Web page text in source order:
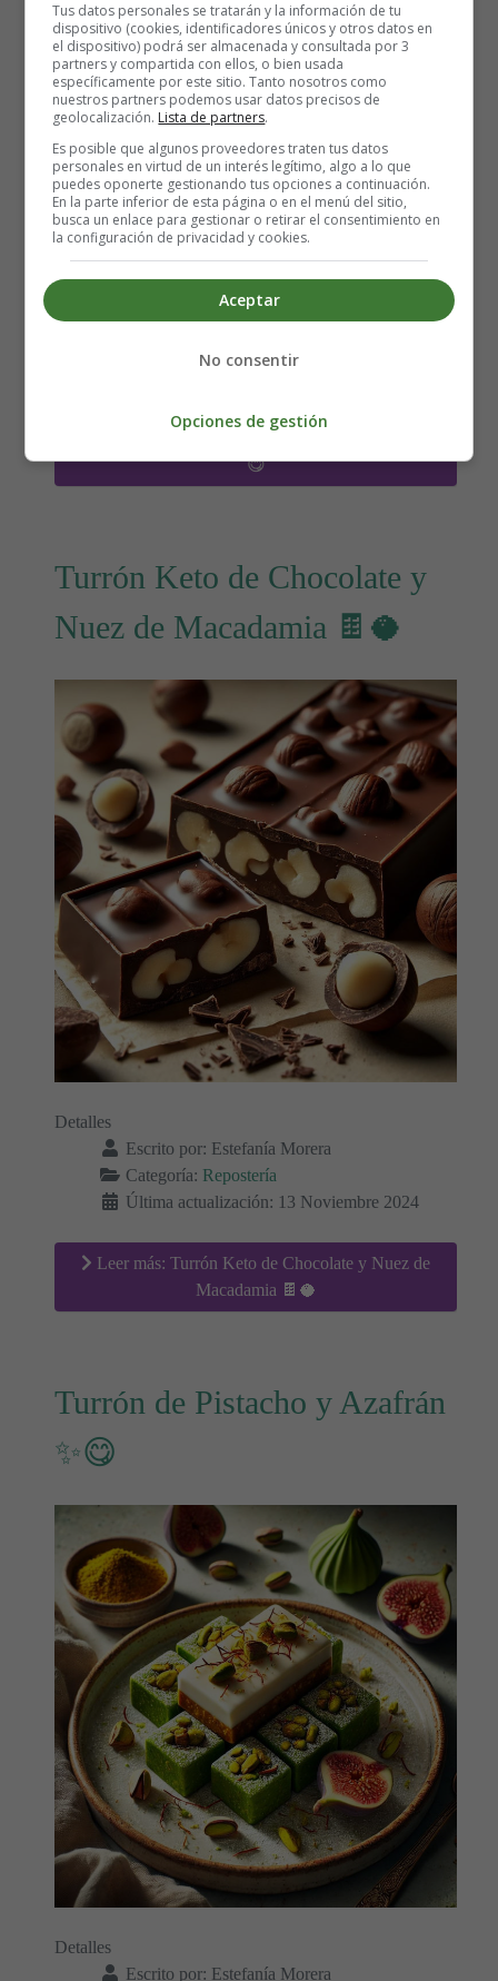
Escrito por:Estefanía Morera
😋
Turrón Keto de Chocolate y
Nuez de Macadamia 🍫🥥
Detalles
Escrito por: Estefanía Morera
Categoría: Repostería
Última actualización: 13 Noviembre 2024
Leer más: Turrón Keto de Chocolate y Nuez de
Macadamia 🍫🥥
Turrón de Pistacho y Azafrán
✨😋
Detalles
Escrito por: Estefanía Morera
Tus datos personales se tratarán y la información de tu
dispositivo (cookies, identificadores únicos y otros datos en
el dispositivo) podrá ser almacenada y consultada por 3
partners y compartida con ellos, o bien usada
específicamente por este sitio. Tanto nosotros como
nuestros partners podemos usar datos precisos de
geolocalización. Lista de partners.
Es posible que algunos proveedores traten tus datos
personales en virtud de un interés legítimo, algo a lo que
puedes oponerte gestionando tus opciones a continuación.
En la parte inferior de esta página o en el menú del sitio,
busca un enlace para gestionar o retirar el consentimiento en
la configuración de privacidad y cookies.
Aceptar
No consentir
Opciones de gestión